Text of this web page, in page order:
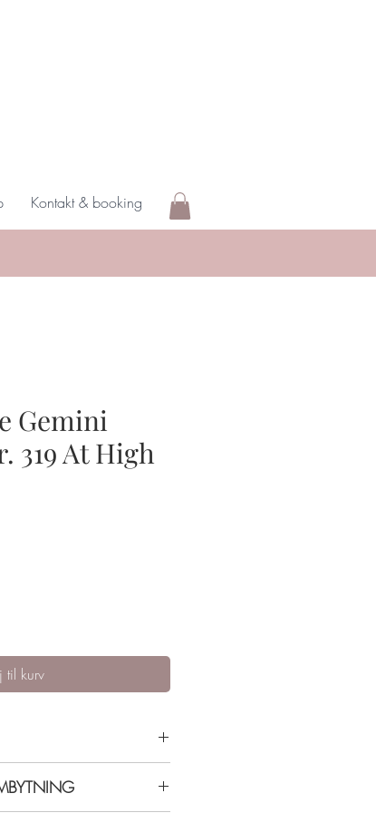
Kontakt & booking
Gemini
319 At High
til kurv
med top coat.